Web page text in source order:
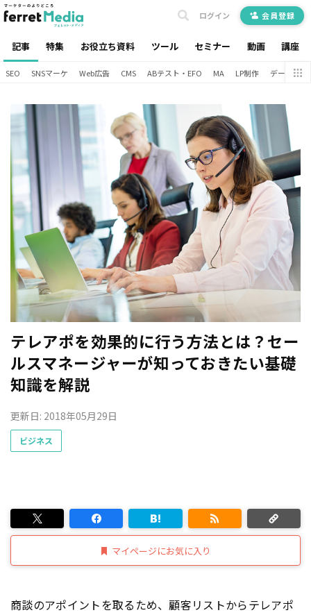
記事 特集 お役立ち資料 ツール セミナー 動画 講座
ログイン 会員登録
SEO SNSマーケ Web広告 CMS ABテスト・EFO MA LP制作 データ分析
テレアポを効果的に行う方法とは？セー
ルスマネージャーが知っておきたい基礎
知識を解説
更新日: 2018年05月29日
ビジネス
マイページにお気に入り
商談のアポイントを取るため、顧客リストからテレアポ